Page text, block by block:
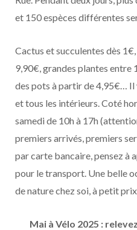
et 150 espèces différentes
Cactus et succulentes dès
9,90€, grandes plantes entre
des pots à partir de 4,95€… Il
et tous les intérieurs. Coté
samedi de 10h à 17h
premiers arrivés, premiers
par carte bancaire, pensez à
pour le transport. Une belle
de nature chez soi, à petit
Mai à Vélo 2025 :